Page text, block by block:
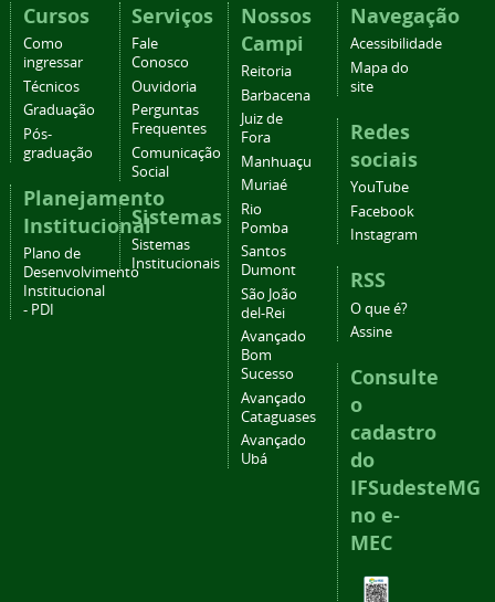
Cursos
Como
ingressar
Técnicos
Graduação
Pós-
graduação
Planejamento
Institucional
Plano de
Desenvolvimento
Institucional
- PDI
Serviços
Fale
Conosco
Ouvidoria
Perguntas
Frequentes
Comunicação
Social
Sistemas
Sistemas
Institucionais
Nossos
Campi
Reitoria
Barbacena
Juiz de
Fora
Manhuaçu
Muriaé
Rio
Pomba
Santos
Dumont
São João
del-Rei
Avançado
Bom
Sucesso
Avançado
Cataguases
Avançado
Ubá
Navegação
Acessibilidade
Mapa do
site
Redes
sociais
YouTube
Facebook
Instagram
RSS
O que é?
Assine
Consulte
o
cadastro
do
IFSudesteMG
no e-
MEC